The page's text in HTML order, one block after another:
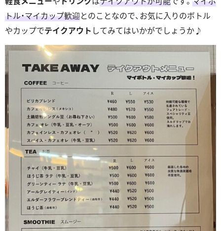
トル・マイカップ歓迎とのことなので、お気に入りのボトル
やカップでテイクアウト してみてはいかがでしょうか♪